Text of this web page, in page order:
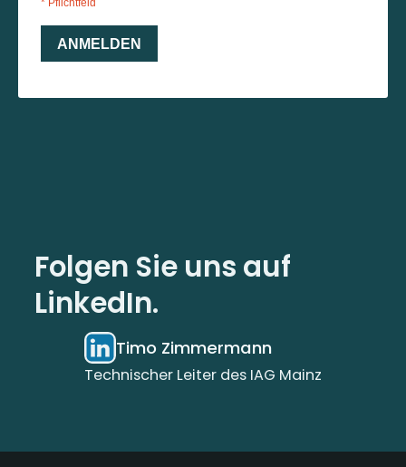
Folgen Sie uns auf
LinkedIn.
Timo Zimmermann
Technischer Leiter des IAG Mainz